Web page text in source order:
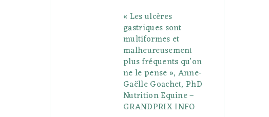
« Les ulcères
gastriques sont
multiformes et
malheureusement
plus fréquents qu’on
ne le pense », Anne-
Gaëlle Goachet, PhD
Nutrition Equine –
GRANDPRIX INFO